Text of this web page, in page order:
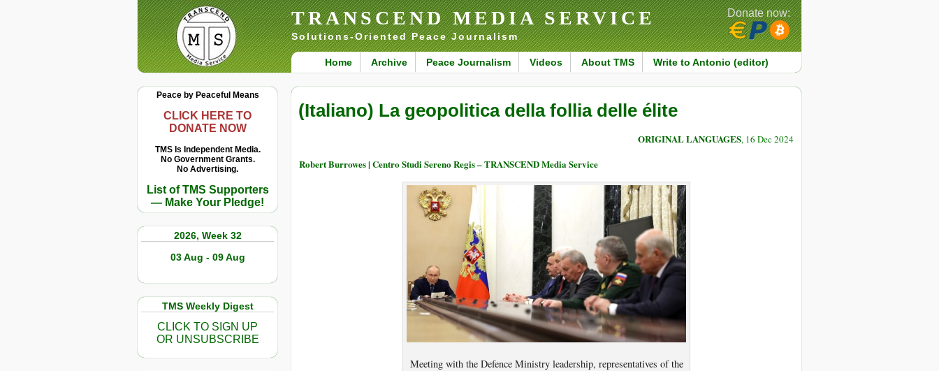
TRANSCEND MEDIA SERVICE
Solutions-Oriented Peace Journalism
Home Archive Peace Journalism Videos About TMS Write to Antonio (editor)
Donate now:
Peace by Peaceful Means
CLICK HERE TO
DONATE NOW
TMS Is Independent Media.
No Government Grants.
No Advertising.
List of TMS Supporters
— Make Your Pledge!
2026, Week 32
03 Aug - 09 Aug
TMS Weekly Digest
CLICK TO SIGN UP
OR UNSUBSCRIBE
(Italiano) La geopolitica della follia delle élite
ORIGINAL LANGUAGES, 16 Dec 2024
Robert Burrowes | Centro Studi Sereno Regis – TRANSCEND Media Service
Meeting with the Defence Ministry leadership, representatives of the